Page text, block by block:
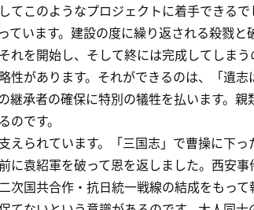
てこのようなプロジェクトに着手できる
ています。建設の度に繰り返される殺戮
れを開始し、そして終には完成してしま
性があります。それができるのは、「遺
継承者の確保に特別の犠牲を払います。
です。
えられています。「三国志」で曹操に下
に袁紹軍を破って恩を返しました。西安
次国共合作・抗日統一戦線の結成をもっ